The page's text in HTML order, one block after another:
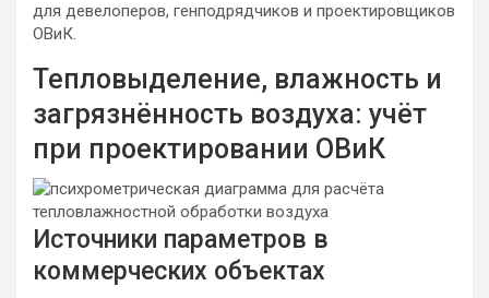
для девелоперов, генподрядчиков и проектировщиков
ОВиК.
Тепловыделение, влажность и
загрязнённость воздуха: учёт
при проектировании ОВиК
Источники параметров в
коммерческих объектах